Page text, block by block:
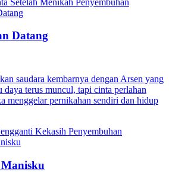
Datang
saudara kembarnya dengan Arsen yang
terus muncul, tapi cinta perlahan
menggelar pernikahan sendiri dan hidup
Kekasih Penyembuhan